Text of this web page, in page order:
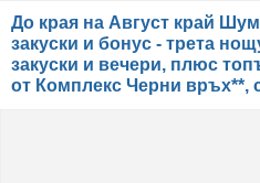
До края на Август край
закуски и бонус - трета
закуски и вечери, плюс
от Комплекс Черни връх**,